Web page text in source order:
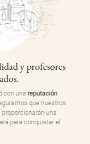
y profesores
con una reputación
que nuestros
una
para conquistar el